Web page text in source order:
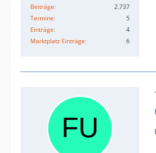
Beiträge
2.737
Termine
5
Einträge
4
Marktplatz Einträge
6